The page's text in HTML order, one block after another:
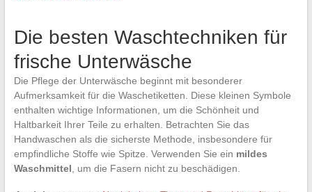
Die besten Waschtechniken für
frische Unterwäsche
Die Pflege der Unterwäsche beginnt mit besonderer
Aufmerksamkeit für die Waschetiketten. Diese kleinen Symbole
enthalten wichtige Informationen, um die Schönheit und
Haltbarkeit Ihrer Teile zu erhalten. Betrachten Sie das
Handwaschen als die sicherste Methode, insbesondere für
empfindliche Stoffe wie Spitze. Verwenden Sie ein mildes
Waschmittel , um die Fasern nicht zu beschädigen.